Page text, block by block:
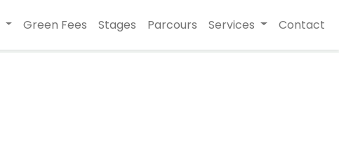
Green Fees Stages Parcours Services Contact